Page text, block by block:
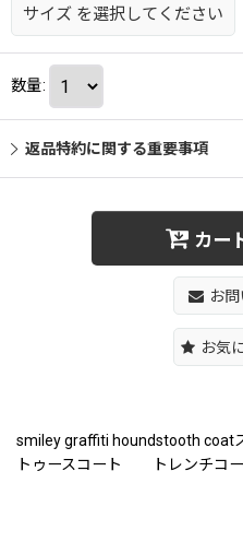
サイズ を選択してください
数量:
返品特約に関する重要事項
カー
お
お気
smiley graffiti houndstooth coat
トゥースコート トレンチコー